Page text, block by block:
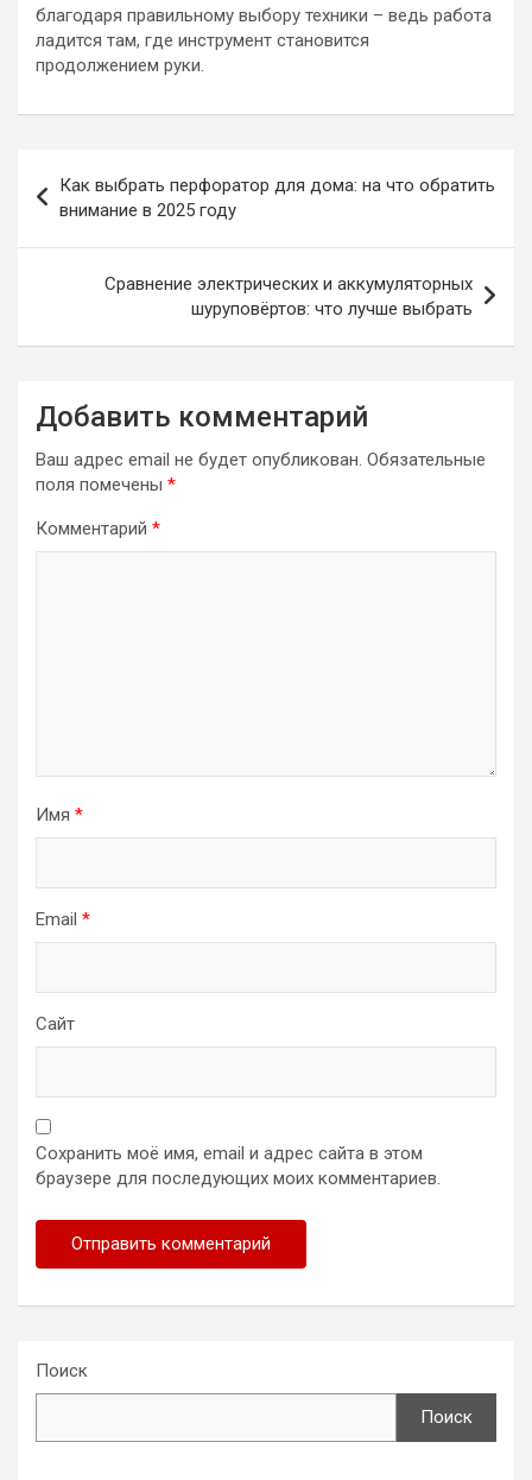
благодаря правильному выбору техники – ведь работа
ладится там, где инструмент становится
продолжением руки.
по
записям
Как выбрать перфоратор для дома: на что обратить
внимание в 2025 году
Сравнение электрических и аккумуляторных
шуруповёртов: что лучше выбрать
Добавить комментарий
Ваш адрес email не будет опубликован. Обязательные
поля помечены *
Комментарий *
Имя *
Email *
Сайт
Сохранить моё имя, email и адрес сайта в этом
браузере для последующих моих комментариев.
Поиск
Поиск